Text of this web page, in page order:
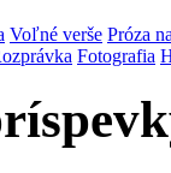
Voľné verše Próza
Fotografia